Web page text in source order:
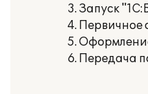
3. Запуск
4. Первичное
5.
6. Передача